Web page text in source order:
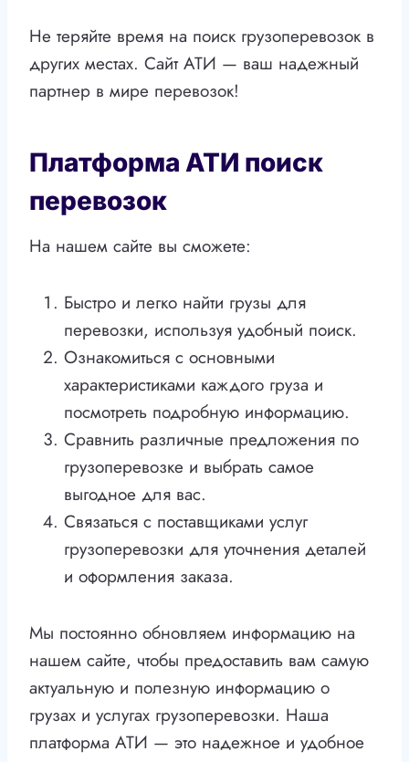
Не теряйте время на поиск грузоперевозок в
других местах. Сайт АТИ — ваш надежный
партнер в мире перевозок!
Платформа АТИ поиск
перевозок
На нашем сайте вы сможете:
Быстро и легко найти грузы для
перевозки, используя удобный поиск.
Ознакомиться с основными
характеристиками каждого груза и
посмотреть подробную информацию.
Сравнить различные предложения по
грузоперевозке и выбрать самое
выгодное для вас.
Связаться с поставщиками услуг
грузоперевозки для уточнения деталей
и оформления заказа.
Мы постоянно обновляем информацию на
нашем сайте, чтобы предоставить вам самую
актуальную и полезную информацию о
грузах и услугах грузоперевозки. Наша
платформа АТИ — это надежное и удобное